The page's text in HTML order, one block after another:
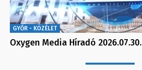
GYŐR - KÖZÉLET
Oxygen Media Híradó 2026.07.30.